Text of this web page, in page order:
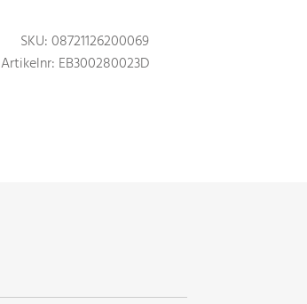
SKU: 08721126200069
Artikelnr: EB300280023D